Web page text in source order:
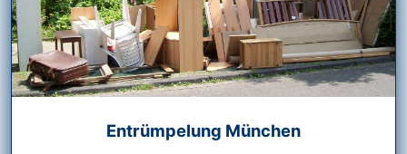
Entrümpelung München